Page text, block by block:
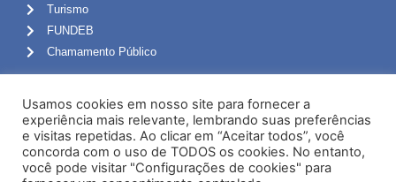
Turismo
FUNDEB
Chamamento Público
Portal do Servidor
Webmail
Administração
Usamos cookies em nosso site para fornecer a
experiência mais relevante, lembrando suas preferências
e visitas repetidas. Ao clicar em “Aceitar todos”, você
concorda com o uso de TODOS os cookies. No entanto,
você pode visitar "Configurações de cookies" para